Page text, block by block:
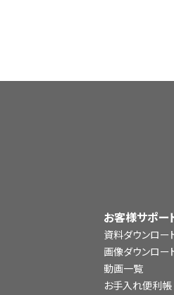
お客様サポー
資料ダウンロー
画像ダウンロー
動画一覧
お手入れ便利帳